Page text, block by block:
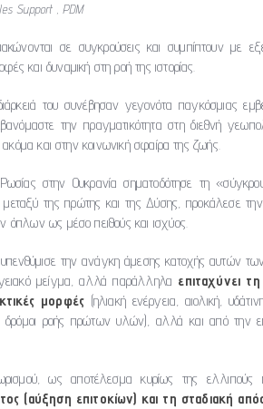
Support , PDM
σε συγκρούσεις και συμπίπτουν με
και δυναμική στη ροή της ιστορίας.
του συνέβησαν γεγονότα παγκόσμιας
την πραγματικότητα στη διεθνή
και στην κοινωνική σφαίρα της ζωής.
στην Ουκρανία σηματοδότησε τη
μεταξύ της πρώτης και της Δύσης, προκάλεσε
όπλων ως μέσο πειθούς και ισχύος.
υπενθύμισε την ανάγκη άμεσης κατοχής αυτών
μείγμα, αλλά παράλληλα επιταχύνει
μορφές (ηλιακή ενέργεια, αιολική,
δρόμοι ροής πρώτων υλών), αλλά και από την
ως αποτέλεσμα κυρίως της ελλιπούς
(αύξηση επιτοκίων) και τη σταδιακή